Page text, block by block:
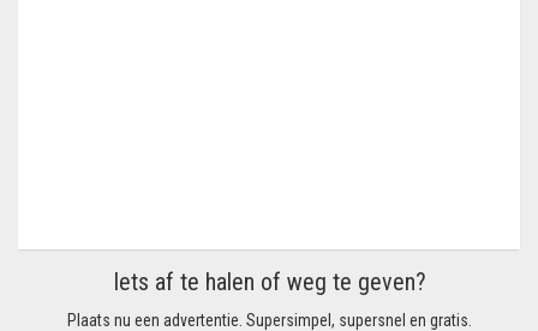
Iets af te halen of weg te geven?
Plaats nu een advertentie. Supersimpel, supersnel en gratis.